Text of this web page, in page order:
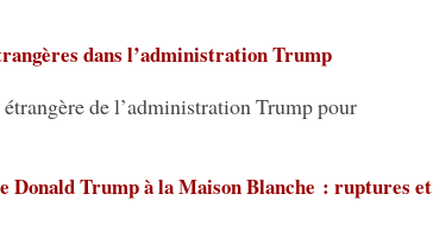
dans l’administration Trump
de l’administration Trump pour
Donald Trump à la Maison Blanche : ruptures et